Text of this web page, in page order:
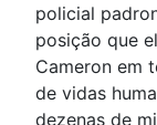
policial
posição que
Cameron em
de vidas
dezenas de